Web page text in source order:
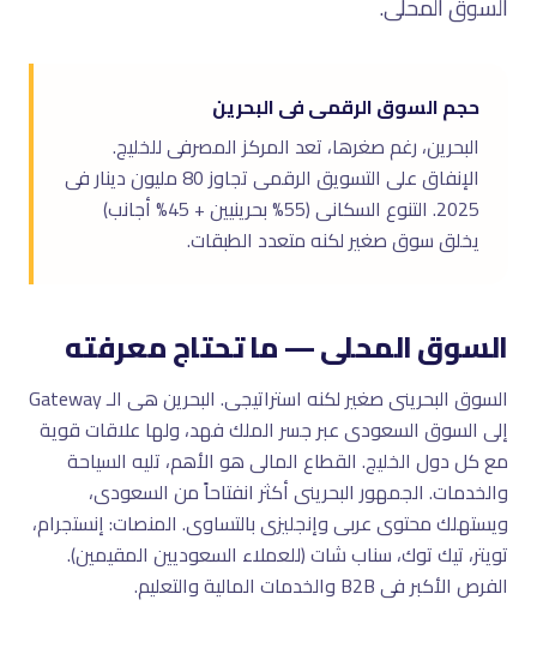
حجم السوق الرقمى فى البحرين
البحرين، رغم صغرها، تعد المركز المصرفى للخليج.
الإنفاق على التسويق الرقمى تجاوز 80 مليون دينار فى
2025. التنوع السكانى (55% بحرينيين + 45% أجانب)
يخلق سوق صغير لكنه متعدد الطبقات.
السوق المحلى — ما تحتاج معرفته
السوق البحرينى صغير لكنه استراتيجى. البحرين هى الـ Gateway
إلى السوق السعودى عبر جسر الملك فهد، ولها علاقات قوية
مع كل دول الخليج. القطاع المالى هو الأهم، تليه السياحة
والخدمات. الجمهور البحرينى أكثر انفتاحاً من السعودى،
ويستهلك محتوى عربى وإنجليزى بالتساوى. المنصات: إنستجرام،
تويتر، تيك توك، سناب شات (للعملاء السعوديين المقيمين).
الفرص الأكبر فى B2B والخدمات المالية والتعليم.